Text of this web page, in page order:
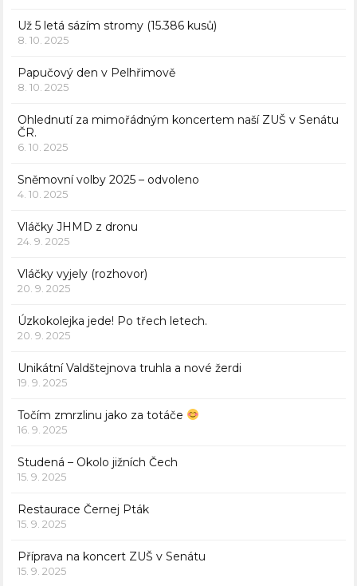
Už 5 letá sázím stromy (15.386 kusů)
8. 10. 2025
Papučový den v Pelhřimově
8. 10. 2025
Ohlednutí za mimořádným koncertem naší ZUŠ v Senátu
ČR.
6. 10. 2025
Sněmovní volby 2025 – odvoleno
4. 10. 2025
Vláčky JHMD z dronu
24. 9. 2025
Vláčky vyjely (rozhovor)
20. 9. 2025
Úzkokolejka jede! Po třech letech.
20. 9. 2025
Unikátní Valdštejnova truhla a nové žerdi
19. 9. 2025
Točím zmrzlinu jako za totáče
16. 9. 2025
Studená – Okolo jižních Čech
15. 9. 2025
Restaurace Černej Pták
15. 9. 2025
Příprava na koncert ZUŠ v Senátu
15. 9. 2025